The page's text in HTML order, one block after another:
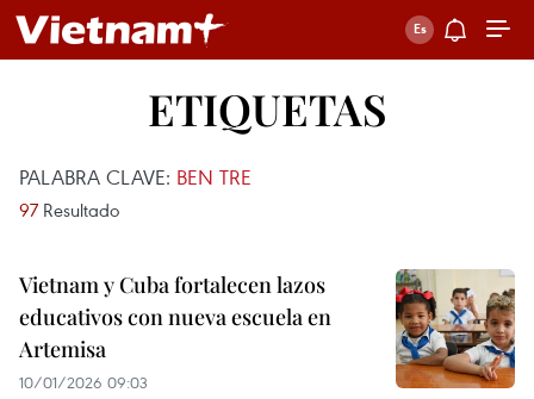
ETIQUETAS
PALABRA CLAVE: BEN TRE
97 Resultado
Vietnam y Cuba fortalecen lazos
educativos con nueva escuela en
Artemisa
10/01/2026 09:03